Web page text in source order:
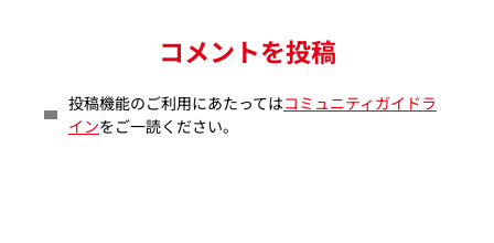
コメントを投稿
投稿機能のご利用にあたってはコミュニティガイドラ
インをご一読ください。